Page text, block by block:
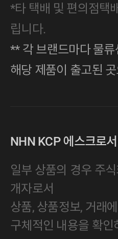
*타 택배 및 편의점택
립니다.
** 각 브랜드마다 물
해당 제품이 출고된
NHN KCP 에스크로
일부 상품의 경우 주
개자로서
상품, 상품정보, 거래
구체적인 내용을 확인